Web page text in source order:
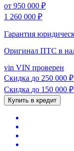
от 950 000 ₽
1 260 000 ₽
Гарантия
Оригинал ПТС в
vin VIN проверен
Скидка до 250 000 ₽
Скидка до 150 000 ₽
Купить в кредит